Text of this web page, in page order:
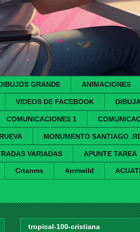
GRANDE ANIMACIONES
VIDEOS DE FACEBOOK
COMUNICACIONES 1
MONUMENTO SANTIAGO
VARIADAS APUNTE TAREA
Crtanms Anmwild
tropical-100-cristiana